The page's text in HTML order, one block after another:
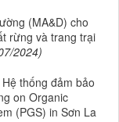
(MA&D) cho
rừng và trang trại
2024)
thống đảm bảo
on Organic
(PGS) in Sơn La